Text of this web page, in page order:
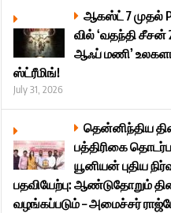
ஆகஸ்ட் 7 முதல்
வில் ‘வதந்தி சீசன் 2
ஆஃப் மணி’
ஸ்ட்ரீமிங்!
July 31, 2026
தென்னிந்திய
பத்திரிகை
யூனியன் புதிய
பதவியேற்பு: ஆண்டுதோறும்
வழங்கப்படும் – அமைச்சர்